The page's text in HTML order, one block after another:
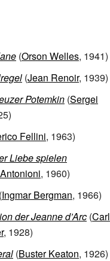
(Orson Welles, 1941)
(Jean Renoir, 1939)
Potemkin (Sergei
Fellini, 1963)
Liebe spielen
, 1960)
(Ingmar Bergman, 1966)
der Jeanne d’Arc (Carl
, 1928)
(Buster Keaton, 1926)